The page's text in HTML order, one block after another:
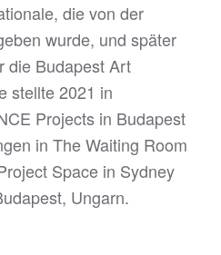
die von der
wurde, und später
die Budapest Art
stellte 2021 in
Projects in Budapest
in The Waiting Room
Space in Sydney
Ungarn.